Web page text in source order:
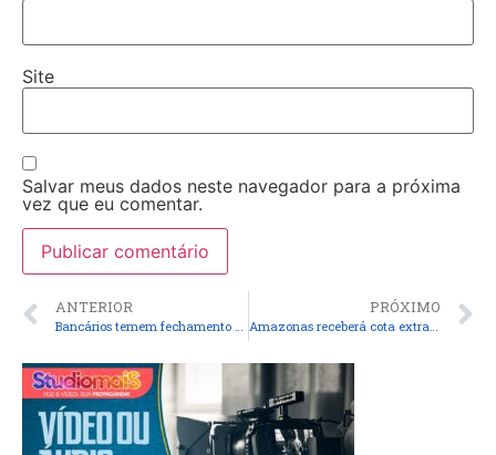
Site
Salvar meus dados neste navegador para a próxima
vez que eu comentar.
ANTERIOR PRÓXIMO